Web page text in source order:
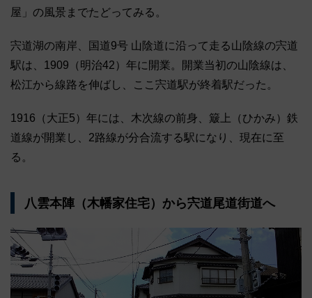
屋」の風景までたどってみる。
宍道湖の南岸、国道9号 山陰道に沿って走る山陰線の宍道
駅は、1909（明治42）年に開業。開業当初の山陰線は、
松江から線路を伸ばし、ここ宍道駅が終着駅だった。
1916（大正5）年には、木次線の前身、簸上（ひかみ）鉄
道線が開業し、2路線が分合流する駅になり、現在に至
る。
八雲本陣（木幡家住宅）から宍道尾道街道へ